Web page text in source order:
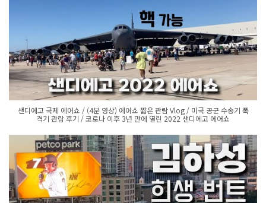
샌디에고 국제 에어쇼 / (4분 영상) 에어쇼 짧은 관람 Vlog / 미국 공군 수송기 폭
격기 관람 후기 / 코로나 이후 3년 만에 열린 2022 샌디에고 에어쇼